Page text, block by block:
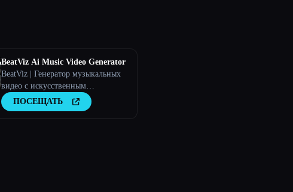
BeatViz Ai Music Video Generator
BeatViz | Генератор музыкальных
видео с искусственным
интеллектом для музыкантов
ПОСЕЩАТЬ